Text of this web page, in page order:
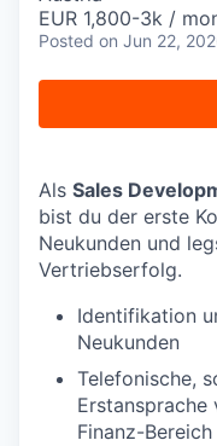
EUR 1,800-3k /
Posted on Jun 22,
Als Sales
bist du der erste
Neukunden und
Vertriebserfolg.
Identifikation
Neukunden
Telefonische,
Erstansprache
Finanz-Bereich